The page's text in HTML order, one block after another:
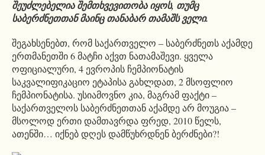
შეუძლებელია შემთხვევითობა იყოს, თუმც
საბერძნეთთან მაინც თანაბარ თამაშს ველი.
შეგახსენებთ, რომ საქართველო – საბერძნეთს აქამდე
ერთმანეთში 6 მატჩი აქვთ ნათამაშევი. ყველა
ოფიციალური, 4 ევროპის ჩემპიონატის
საკვალიფიკაციო ეტაპისა გახლდათ, 2 მსოფლიო
ჩემპიონატისა. უსიამოვნო კია, მაგრამ ფაქტი –
საქართველოს საბერძნეთთან აქამდე არ მოუგია –
მსოლოდ ერთი დამთავრდა ფრედ, 2010 წელს,
ათენში… იქნებ დღეს დამწუხრდნენ ბერძნები?!